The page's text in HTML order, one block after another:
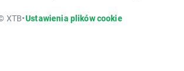
XTB•Ustawienia plików cookie